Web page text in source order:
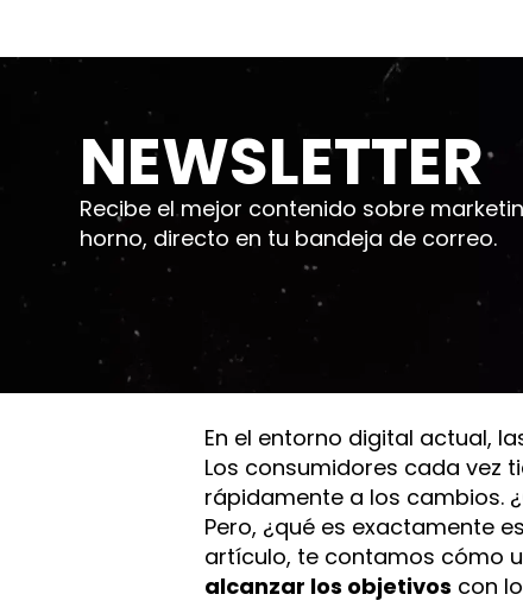
NEWSLETTER
Recibe el mejor contenido sobre
horno, directo en tu bandeja de correo.
En el entorno digital actual,
Los consumidores cada vez
rápidamente a los cambios.
Pero, ¿qué es exactamente
artículo, te contamos cómo
alcanzar los objetivos con